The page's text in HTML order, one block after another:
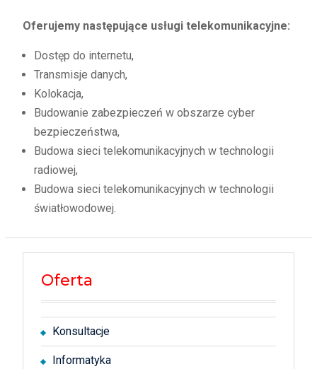
Oferujemy następujące usługi telekomunikacyjne:
Dostęp do internetu,
Transmisje danych,
Kolokacja,
Budowanie zabezpieczeń w obszarze cyber
bezpieczeństwa,
Budowa sieci telekomunikacyjnych w technologii
radiowej,
Budowa sieci telekomunikacyjnych w technologii
światłowodowej.
Oferta
Konsultacje
Informatyka